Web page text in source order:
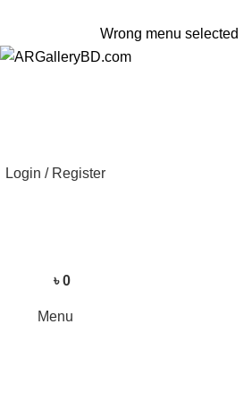
Wrong menu selected
Login / Register
৳0
Menu